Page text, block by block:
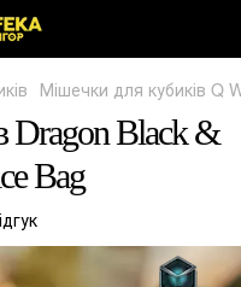
Мішечки для кубиків Q
Dragon Black &
Bag